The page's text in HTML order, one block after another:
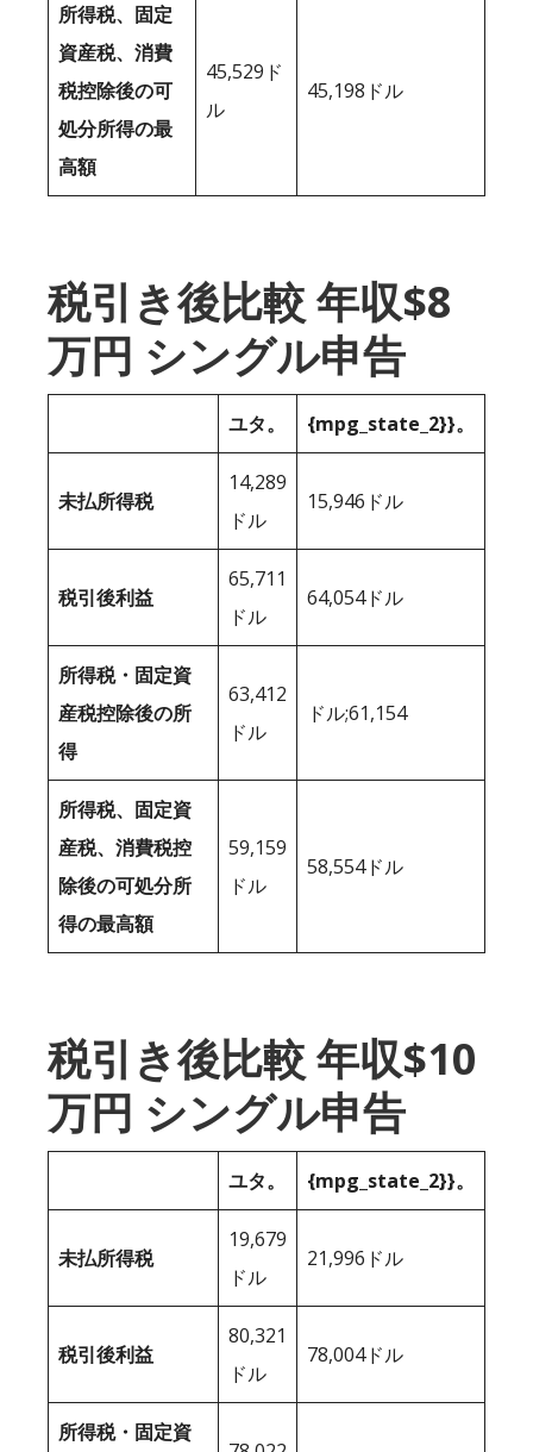
所得税、固定
資産税、消費
税控除後の可
処分所得の最
高額
45,529ド
ル
45,198ドル
税引き後比較 年収$8
万円 シングル申告
ユタ。 {mpg_state_2}}。
未払所得税
14,289
ドル
15,946ドル
税引後利益
65,711
ドル
64,054ドル
所得税・固定資
産税控除後の所
得
63,412
ドル
ドル;61,154
所得税、固定資
産税、消費税控
除後の可処分所
得の最高額
59,159
ドル
58,554ドル
税引き後比較 年収$10
万円 シングル申告
ユタ。 {mpg_state_2}}。
未払所得税
19,679
ドル
21,996ドル
税引後利益
80,321
ドル
78,004ドル
所得税・固定資